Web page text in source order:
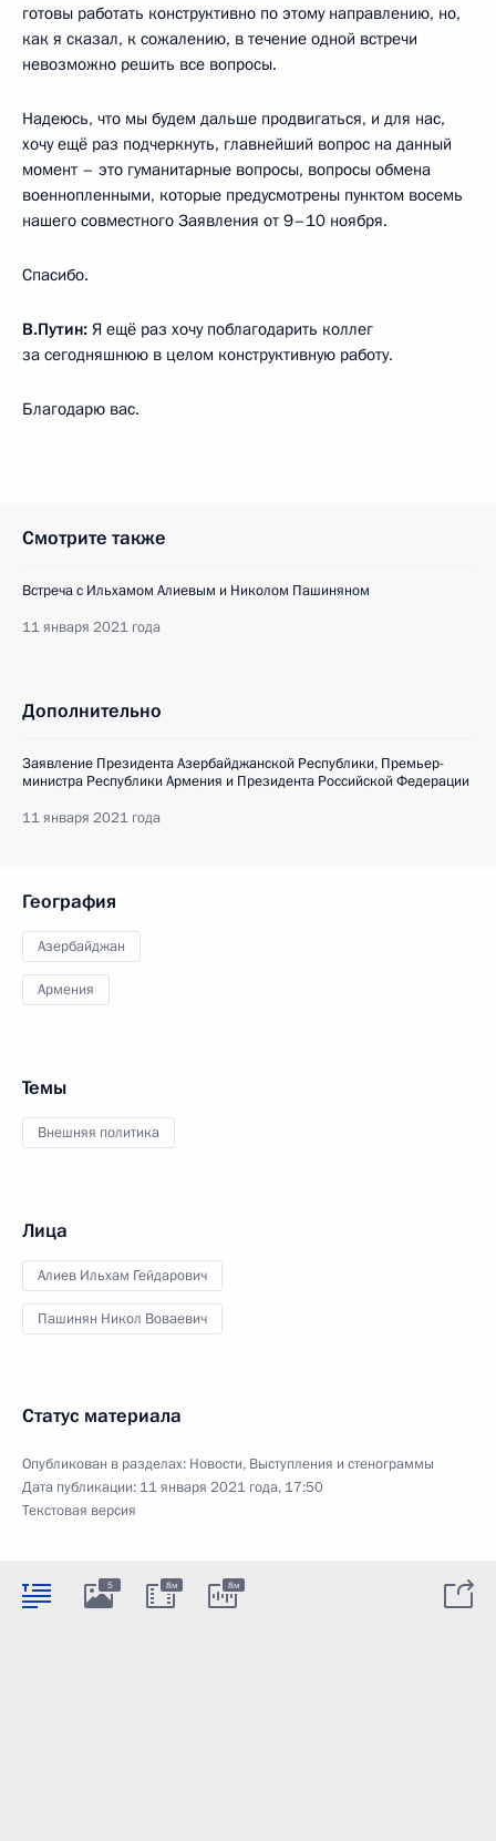
готовы работать конструктивно по этому направлению, но,
как я сказал, к сожалению, в течение одной встречи
невозможно решить все вопросы.
Надеюсь, что мы будем дальше продвигаться, и для нас,
хочу ещё раз подчеркнуть, главнейший вопрос на данный
момент – это гуманитарные вопросы, вопросы обмена
военнопленными, которые предусмотрены пунктом восемь
нашего совместного Заявления от 9–10 ноября.
Спасибо.
В.Путин: Я ещё раз хочу поблагодарить коллег
за сегодняшнюю в целом конструктивную работу.
Благодарю вас.
Смотрите также
Встреча с Ильхамом Алиевым и Николом Пашиняном
11 января 2021 года
Дополнительно
Заявление Президента Азербайджанской Республики, Премьер-
министра Республики Армения и Президента Российской Федерации
11 января 2021 года
География
Азербайджан
Армения
Темы
Внешняя политика
Лица
Алиев Ильхам Гейдарович
Пашинян Никол Воваевич
Статус материала
Опубликован в разделах: Новости, Выступления и стенограммы
Дата публикации: 11 января 2021 года, 17:50
Текстовая версия
5 8м 8м